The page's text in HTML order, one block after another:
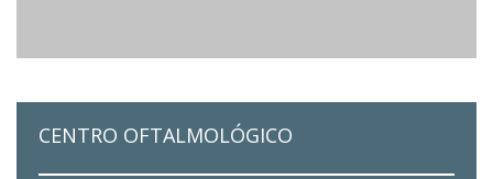
CENTRO OFTALMOLÓGICO